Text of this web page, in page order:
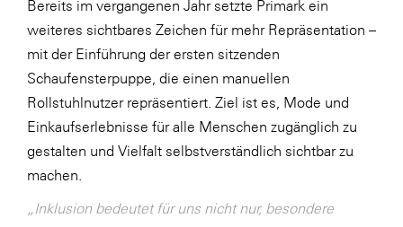
Bereits im vergangenen Jahr setzte Primark ein
weiteres sichtbares Zeichen für mehr Repräsentation –
mit der Einführung der ersten sitzenden
Schaufensterpuppe, die einen manuellen
Rollstuhlnutzer repräsentiert. Ziel ist es, Mode und
Einkaufserlebnisse für alle Menschen zugänglich zu
gestalten und Vielfalt selbstverständlich sichtbar zu
machen.
„Inklusion bedeutet für uns nicht nur, besondere